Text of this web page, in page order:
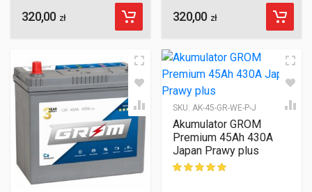
ocen klientów
320,00 zł ocen klientów
320,00 zł
SKU: AK-45-GR-WE-P-J
Akumulator GROM
Premium 45Ah 430A
Japan Prawy plus